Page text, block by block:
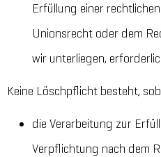
Erfüllung einer
Unionsrecht oder dem
wir unterliegen,
Keine Löschpflicht besteht,
die Verarbeitung zur
Verpflichtung nach dem